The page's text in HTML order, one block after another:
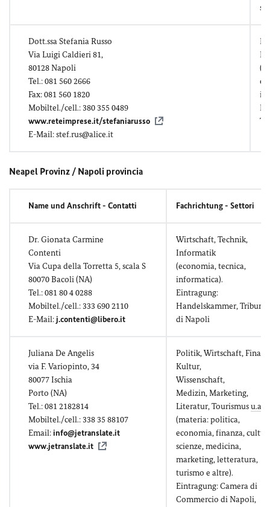
Dott.ssa Stefania Russo
Via Luigi Caldieri 81,
80128 Napoli
Tel.: 081 560 2666
Fax: 081 560 1820
Mobiltel./cell.: 380 355 0489
www.reteimprese.it/stefaniarusso
E-Mail: stef.rus@alice.it
Neapel Provinz / Napoli provincia
Name und Anschrift - Contatti Fachrichtung - Settori
Dr. Gionata Carmine
Contenti
Via Cupa della Torretta 5, scala S
80070 Bacoli (NA)
Tel.: 081 80 4 0288
Mobiltel./cell.: 333 690 2110
E-Mail:j.contenti@libero.it
Wirtschaft, Technik,
Informatik
(economia, tecnica,
informatica).
Eintragung:
Handelskammer,
di Napoli
Juliana De Angelis
via F. Variopinto, 34
80077 Ischia
Porto (NA)
Tel.: 081 2182814
Mobiltel./cell.: 338 35 88107
Email:info@jetranslate.it
www.jetranslate.it
Politik, Wirtschaft,
Kultur,
Wissenschaft,
Medizin, Marketing,
Literatur, Tourismusu.a.
(materia: politica,
economia, finanza,
scienze, medicina,
marketing, letteratura,
turismo e altre).
Eintragung: Camera di
Commercio di Napoli,